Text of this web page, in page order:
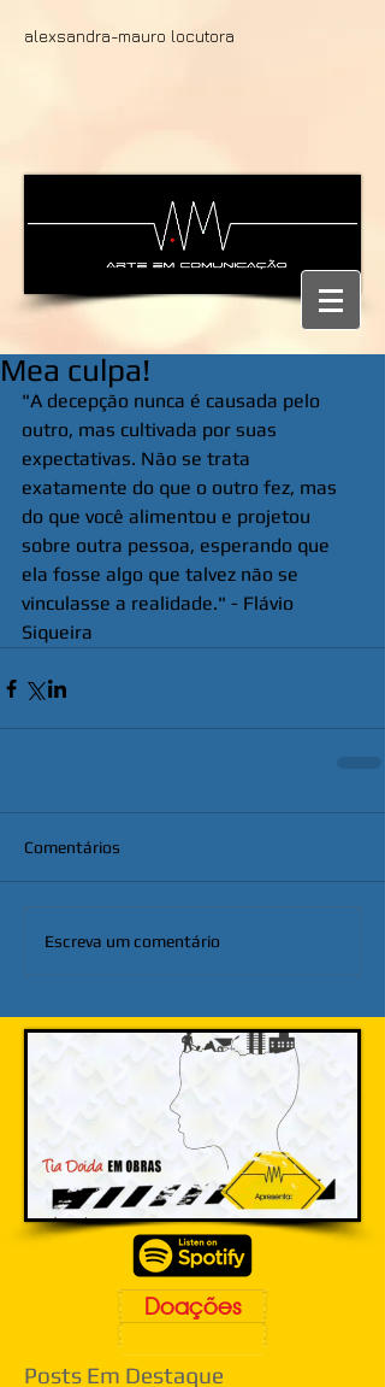
alexsandra-mauro locutora
Mea culpa!
"A decepção nunca é causada pelo
outro, mas cultivada por suas
expectativas. Não se trata
exatamente do que o outro fez, mas
do que você alimentou e projetou
sobre outra pessoa, esperando que
ela fosse algo que talvez não se
vinculasse a realidade." - Flávio
Siqueira
Comentários
Escreva um comentário
Doações
Posts Em Destaque